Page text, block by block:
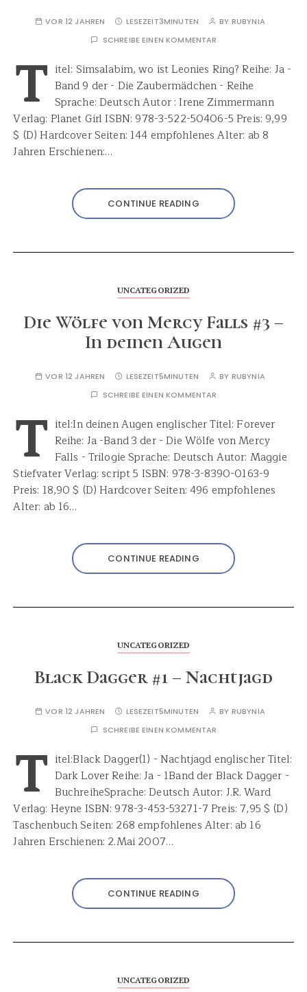
VOR 12 JAHREN LESEZEIT3MINUTEN BY RUBYNIA
SCHREIBE EINEN KOMMENTAR
T itel: Simsalabim, wo ist Leonies Ring? Reihe: Ja -
Band 9 der - Die Zaubermädchen - Reihe
Sprache: Deutsch Autor : Irene Zimmermann
Verlag: Planet Girl ISBN: 978-3-522-50406-5 Preis: 9,99
$ (D) Hardcover Seiten: 144 empfohlenes Alter: ab 8
Jahren Erschienen:…
CONTINUE READING
UNCATEGORIZED
Die Wölfe von Mercy Falls #3 –
In deinen Augen
VOR 12 JAHREN LESEZEIT5MINUTEN BY RUBYNIA
SCHREIBE EINEN KOMMENTAR
T itel:In deinen Augen englischer Titel: Forever
Reihe: Ja -Band 3 der - Die Wölfe von Mercy
Falls - Trilogie Sprache: Deutsch Autor: Maggie
Stiefvater Verlag: script 5 ISBN: 978-3-8390-0163-9
Preis: 18,90 $ (D) Hardcover Seiten: 496 empfohlenes
Alter: ab 16…
CONTINUE READING
UNCATEGORIZED
Black Dagger #1 – Nachtjagd
VOR 12 JAHREN LESEZEIT5MINUTEN BY RUBYNIA
SCHREIBE EINEN KOMMENTAR
T itel:Black Dagger(1) - Nachtjagd englischer Titel:
Dark Lover Reihe: Ja - 1Band der Black Dagger -
BuchreiheSprache: Deutsch Autor: J.R. Ward
Verlag: Heyne ISBN: 978-3-453-53271-7 Preis: 7,95 $ (D)
Taschenbuch Seiten: 268 empfohlenes Alter: ab 16
Jahren Erschienen: 2.Mai 2007…
CONTINUE READING
UNCATEGORIZED